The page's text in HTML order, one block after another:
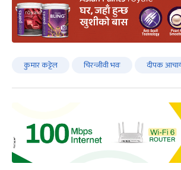
कुमार कट्टेल चिरन्जीवी भवः दीपक